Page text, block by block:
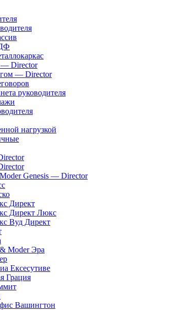
Director
— Director
руководителя
нагрузкой
Genesis — Director
Директ
Директ Люкс
Вуд Директ
Moder Эра
Ексесутиве
Грация
Вашингтон